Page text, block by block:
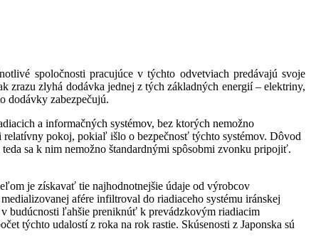
spoločnosti pracujúce v týchto odvetviach predávajú svoje
zrazu zlyhá dodávka jednej z tých základných energií – elektriny,
dodávky zabezpečujú.
a informačných systémov, bez ktorých nemožno
pokoj, pokiaľ išlo o bezpečnosť týchto systémov. Dôvod
sa k nim nemožno štandardnými spôsobmi zvonku pripojiť.
je získavať tie najhodnotnejšie údaje od výrobcov
afére infiltroval do riadiaceho systému iránskej
budúcnosti ľahšie preniknúť k prevádzkovým riadiacim
týchto udalostí z roka na rok rastie. Skúsenosti z Japonska sú